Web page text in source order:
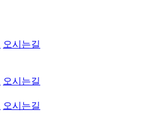
오시는길
오시는길
오시는길